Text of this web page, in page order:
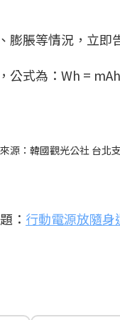
膨脹等情況，立即
公式為：Wh =
：韓國觀光公社 台北
： 行動電源放隨